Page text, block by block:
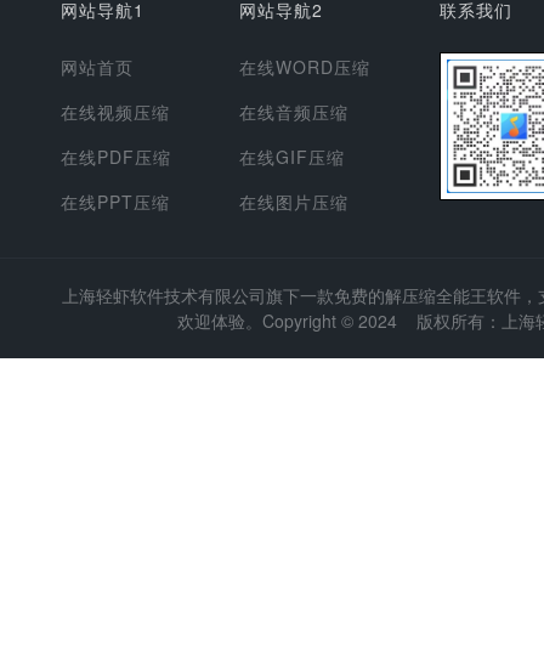
网站导航1
网站首页
在线视频压缩
在线PDF压缩
在线PPT压缩
网站导航2
在线WORD压缩
在线音频压缩
在线GIF压缩
在线图片压缩
联系我们
上海轻虾软件技术有限公司旗下一款免费的解压缩全能王软件
欢迎体验。Copyright © 2024 版权所有：上